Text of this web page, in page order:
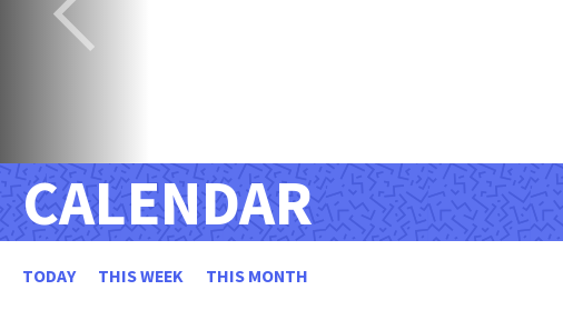
CALENDAR
TODAY THIS WEEK THIS MONTH